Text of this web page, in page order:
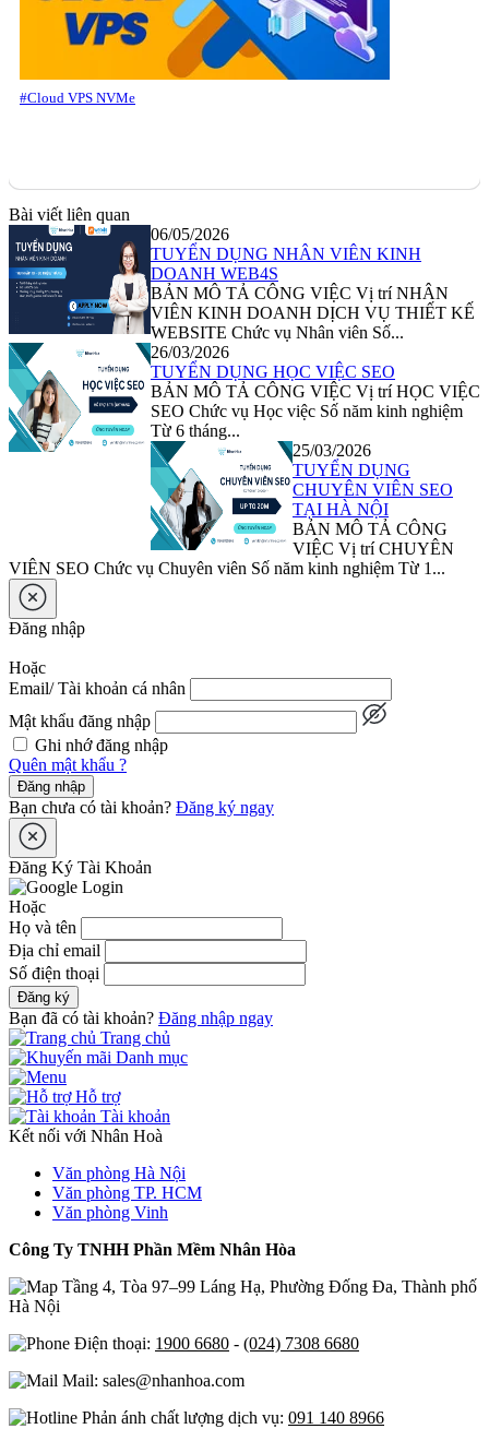
#Cloud VPS NVMe
Bài viết liên quan
06/05/2026
TUYỂN DỤNG NHÂN VIÊN KINH
DOANH WEB4S
BẢN MÔ TẢ CÔNG VIỆC Vị trí NHÂN
VIÊN KINH DOANH DỊCH VỤ THIẾT KẾ
WEBSITE Chức vụ Nhân viên Số...
26/03/2026
TUYỂN DỤNG HỌC VIỆC SEO
BẢN MÔ TẢ CÔNG VIỆC Vị trí HỌC VIỆC
SEO Chức vụ Học việc Số năm kinh nghiệm
Từ 6 tháng...
25/03/2026
TUYỂN DỤNG
CHUYÊN VIÊN SEO
TẠI HÀ NỘI
BẢN MÔ TẢ CÔNG
VIỆC Vị trí CHUYÊN
VIÊN SEO Chức vụ Chuyên viên Số năm kinh nghiệm Từ 1...
Đăng nhập
Hoặc
Email/ Tài khoản cá nhân
Mật khẩu đăng nhập
Ghi nhớ đăng nhập
Quên mật khẩu ?
Đăng nhập
Bạn chưa có tài khoản? Đăng ký ngay
Đăng Ký Tài Khoản
Hoặc
Họ và tên
Địa chỉ email
Số điện thoại
Đăng ký
Bạn đã có tài khoản? Đăng nhập ngay
Trang chủ
Danh mục
Hỗ trợ
Tài khoản
Kết nối với Nhân Hoà
Văn phòng Hà Nội
Văn phòng TP. HCM
Văn phòng Vinh
Công Ty TNHH Phần Mềm Nhân Hòa
Tầng 4, Tòa 97–99 Láng Hạ, Phường Đống Đa, Thành phố
Hà Nội
Điện thoại: 1900 6680 - (024) 7308 6680
Mail: sales@nhanhoa.com
Phản ánh chất lượng dịch vụ: 091 140 8966